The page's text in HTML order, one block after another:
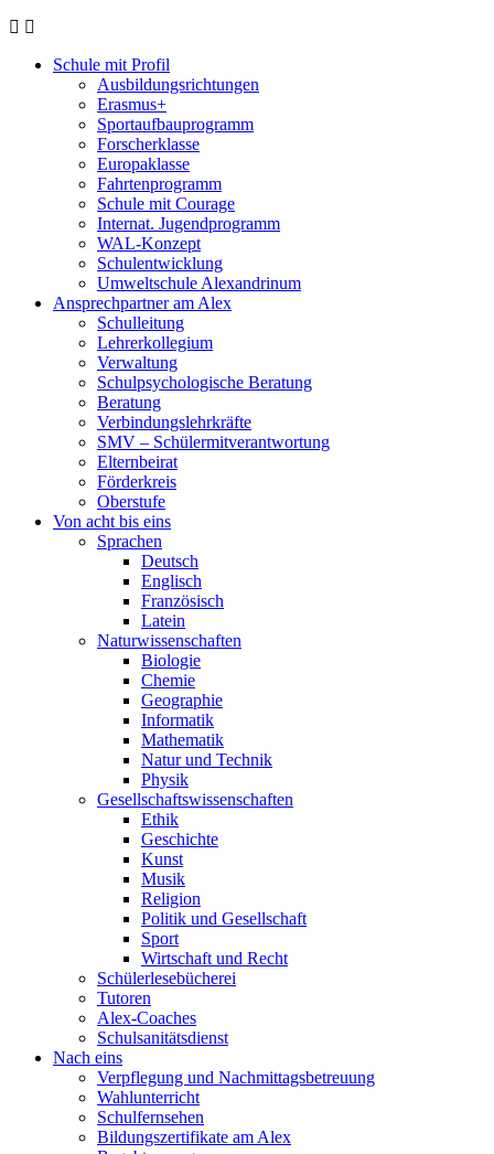
Schule mit Profil
Ausbildungsrichtungen
Erasmus+
Sportaufbauprogramm
Forscherklasse
Europaklasse
Fahrtenprogramm
Schule mit Courage
Internat. Jugendprogramm
WAL-Konzept
Schulentwicklung
Umweltschule Alexandrinum
Ansprechpartner am Alex
Schulleitung
Lehrerkollegium
Verwaltung
Schulpsychologische Beratung
Beratung
Verbindungslehrkräfte
SMV – Schülermitverantwortung
Elternbeirat
Förderkreis
Oberstufe
Von acht bis eins
Sprachen
Deutsch
Englisch
Französisch
Latein
Naturwissenschaften
Biologie
Chemie
Geographie
Informatik
Mathematik
Natur und Technik
Physik
Gesellschaftswissenschaften
Ethik
Geschichte
Kunst
Musik
Religion
Politik und Gesellschaft
Sport
Wirtschaft und Recht
Schülerlesebücherei
Tutoren
Alex-Coaches
Schulsanitätsdienst
Nach eins
Verpflegung und Nachmittagsbetreuung
Wahlunterricht
Schulfernsehen
Bildungszertifikate am Alex